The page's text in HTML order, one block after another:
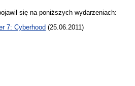
się na poniższych wydarzeniach:
7: Cyberhood (25.06.2011)